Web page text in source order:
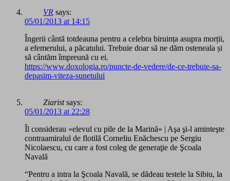
VR says:
05/01/2013 at 14:15
Îngerii cântă totdeauna pentru a celebra biruința asupra morții,
a efemerului, a păcatului. Trebuie doar să ne dăm osteneala și
să cântăm împreună cu ei.
https://www.doxologia.ro/puncte-de-vedere/de-ce-trebuie-sa-
depasim-viteza-sunetului
Ziarist says:
05/01/2013 at 22:28
Îl considerau «elevul cu pile de la Marină» | Aşa şi-l aminteşte
contraamiralul de flotilă Corneliu Enăchescu pe Sergiu
Nicolaescu, cu care a fost coleg de generaţie de Şcoala
Navală
“Pentru a intra la Şcoala Navală, se dădeau testele la Sibiu, la